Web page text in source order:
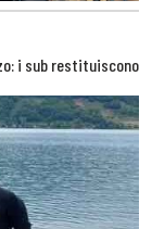
i sub restituiscono